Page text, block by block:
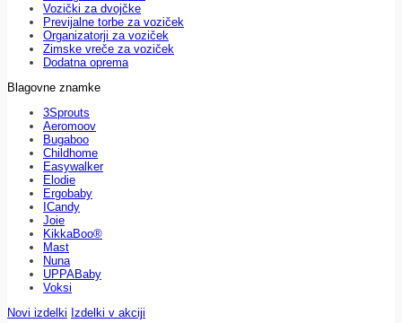
Vozički za dvojčke
Previjalne torbe za voziček
Organizatorji za voziček
Zimske vreče za voziček
Dodatna oprema
Blagovne znamke
3Sprouts
Aeromoov
Bugaboo
Childhome
Easywalker
Elodie
Ergobaby
ICandy
Joie
KikkaBoo®
Mast
Nuna
UPPABaby
Voksi
Novi izdelki Izdelki v akciji